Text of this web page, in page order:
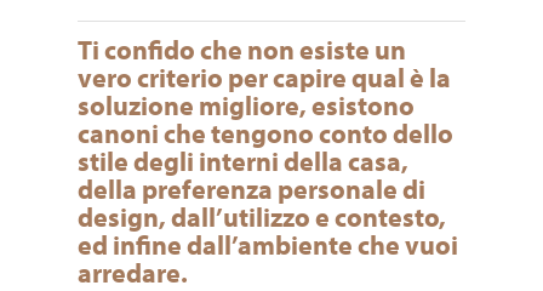
Ti confido che non esiste un
vero criterio per capire qual è la
soluzione migliore, esistono
canoni che tengono conto dello
stile degli interni della casa,
della preferenza personale di
design, dall’utilizzo e contesto,
ed infine dall’ambiente che vuoi
arredare.